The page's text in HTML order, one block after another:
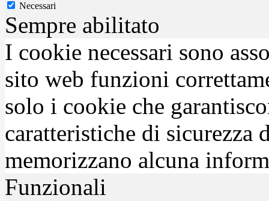
Necessari
Sempre abilitato
I cookie necessari sono
sito web funzioni
solo i cookie che
caratteristiche di sicurezza
memorizzano alcuna
Funzionali